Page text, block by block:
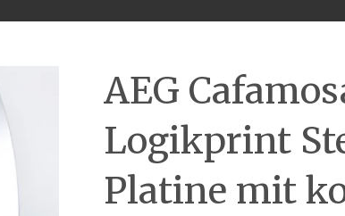
AEG
Logikprint
Platine mit